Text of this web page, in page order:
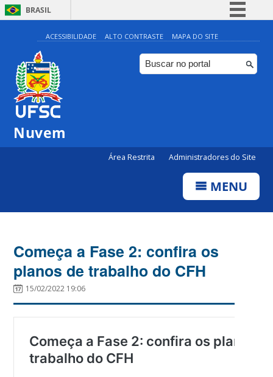
BRASIL
Simplifique!
Comunica BR
Participe
ACESSIBILIDADE ALTO CONTRASTE MAPA DO SITE
Nuvem
Área Restrita Administradores do Site
MENU
Começa a Fase 2: confira os
planos de trabalho do CFH
15/02/2022 19:06